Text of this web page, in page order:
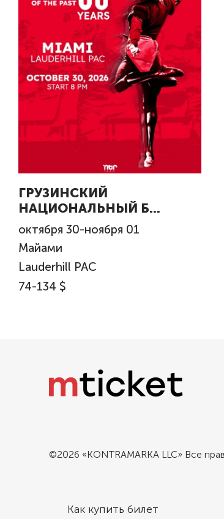
ГРУЗИНСКИЙ
НАЦИОНАЛЬНЫЙ Б...
октября 30-ноября 01
Майами
Lauderhill PAC
74-134 $
©2026 «KONTRAMARKA LLC» Все
Как купить билет